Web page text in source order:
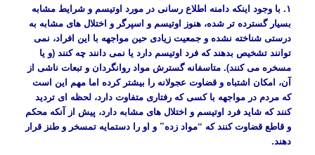
۱. با وجود اینکه دامنه اطلاع رسانی در مورد اوتیسم و شرایط مشابه
بسیار گسترده تر شده، هنوز اوتیسم و اسپرگر و اختلال های مشابه به
درستی شناخته نشده و جمعیت زیادی حین مواجهه با این افراد، نمی
توانند تشخیص بدهند که فرد اوتیسم دارد یا نمی دانند چه کنند (و یا
مسخره می کنند). متاسفانه گسترش مواد روانگردان و تبعات ناشی از
آن، امکان اشتباه و قضاوت عجولانه را بیشتر کرده اما مهم این است
که مردم در مواجهه با کسی که رفتاری متفاوت دارد، لحظه ای تردید
کنند که شاید فرد اوتیسم و اختلال های مشابه دارد، پیش از آنکه محکم
و قاطع قضاوت کنند که “مواد زده” و او را دستمایه تمسخر و طنز قرار
دهند.